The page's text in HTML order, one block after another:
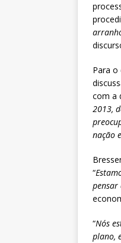
Para
com a
2013,
nação
“
pensar
“Nós
plano,